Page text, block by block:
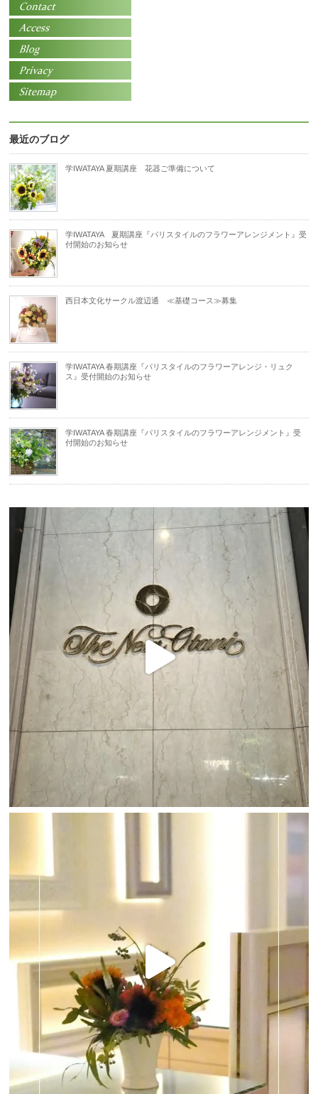
最近のブログ
学IWATAYA 夏期講座 花器ご準備について
学IWATAYA 夏期講座『パリスタイルのフラワーアレンジメント』受
付開始のお知らせ
西日本文化サークル渡辺通 ≪基礎コース≫募集
学IWATAYA 春期講座『パリスタイルのフラワーアレンジ・リュク
ス』受付開始のお知らせ
学IWATAYA 春期講座『パリスタイルのフラワーアレンジメント』受
付開始のお知らせ